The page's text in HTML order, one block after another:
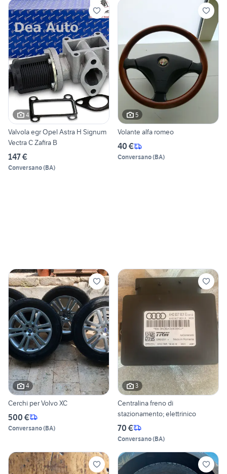
4
Valvola egr Opel Astra H Signum
Vectra C Zafira B
147 €
Conversano(BA)
5
Volante alfa romeo
40 €
Conversano(BA)
4
Cerchi per Volvo XC
500 €
Conversano(BA)
3
Centralina freno di
stazionamento; elettrinico
70 €
Conversano(BA)